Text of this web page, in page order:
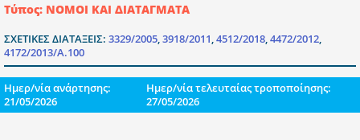
Τύπος: ΝΟΜΟΙ ΚΑΙ ΔΙΑΤΑΓΜΑΤΑ
ΣΧΕΤΙΚΕΣ ΔΙΑΤΑΞΕΙΣ: 3329/2005,3918/2011,4512/2018,4472/2012,
4172/2013/Α.100
Ημερ/νία ανάρτησης:
21/05/2026
Ημερ/νία τελευταίας τροποποίησης:
27/05/2026